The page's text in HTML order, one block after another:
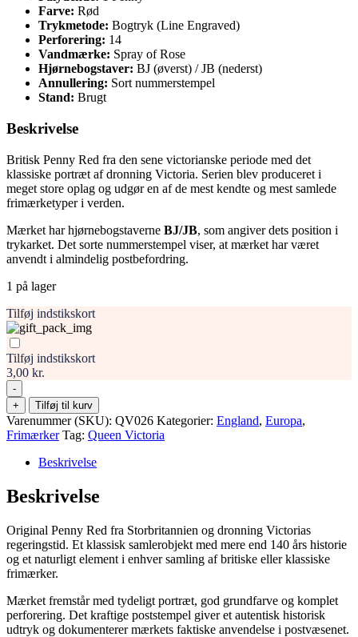
Farve: Rød
Trykmetode: Bogtryk (Line Engraved)
Perforering: 14
Vandmærke: Spray of Rose
Hjørnebogstaver: BJ (øverst) / JB (nederst)
Annullering: Sort nummerstempel
Stand: Brugt
Beskrivelse
Britisk Penny Red fra den sene victorianske periode med det
klassiske portræt af dronning Victoria. Serien blev produceret i
meget store oplag og udgør en af de mest kendte og mest samlede
frimærketyper i verden.
Mærket har hjørnebogstaverne BJ/JB, som angiver dets position i
trykarket. Det sorte nummerstempel viser, at mærket har været
anvendt i almindelig postbefordring.
1 på lager
Tilføj indstikskort
Tilføj indstikskort
3,00 kr.
-
Storbritannien
1
Penny
Victoria,
bogstaver
stemplet
antal
+ Tilføj til kurv
Varenummer (SKU): QV026 Kategorier: England, Europa,
Frimærker Tag: Queen Victoria
Beskrivelse
Beskrivelse
Original Penny Red fra Storbritannien og dronning Victorias
regeringstid. Et klassisk samlerobjekt med mere end 140 års historie
og et naturligt element i enhver samling af britiske eller klassiske
frimærker.
Mærket fremstår med tydeligt portræt, god grundfarve og komplet
perforering. Det kraftige poststempel giver et autentisk historisk
udtryk og dokumenterer mærkets faktiske anvendelse i postvæsenet.